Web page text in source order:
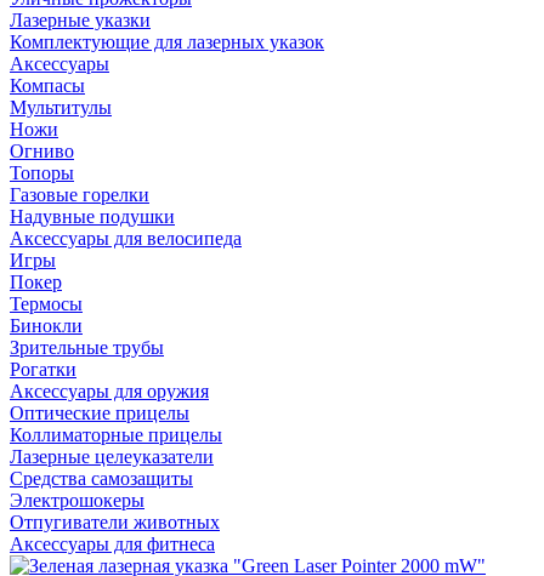
Лазерные указки
Комплектующие для лазерных указок
Аксессуары
Компасы
Мультитулы
Ножи
Огниво
Топоры
Газовые горелки
Надувные подушки
Аксессуары для велосипеда
Игры
Покер
Термосы
Бинокли
Зрительные трубы
Рогатки
Аксессуары для оружия
Оптические прицелы
Коллиматорные прицелы
Лазерные целеуказатели
Средства самозащиты
Электрошокеры
Отпугиватели животных
Аксессуары для фитнеса